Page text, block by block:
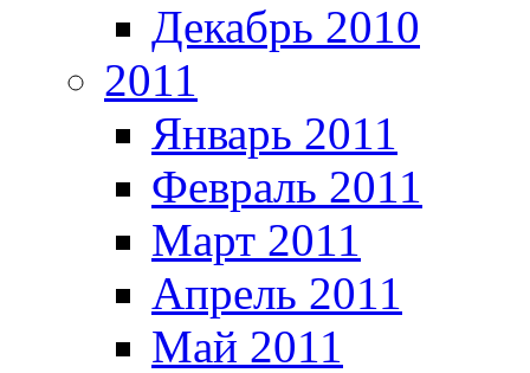
Декабрь 2010
2011
Январь 2011
Февраль 2011
Март 2011
Апрель 2011
Май 2011